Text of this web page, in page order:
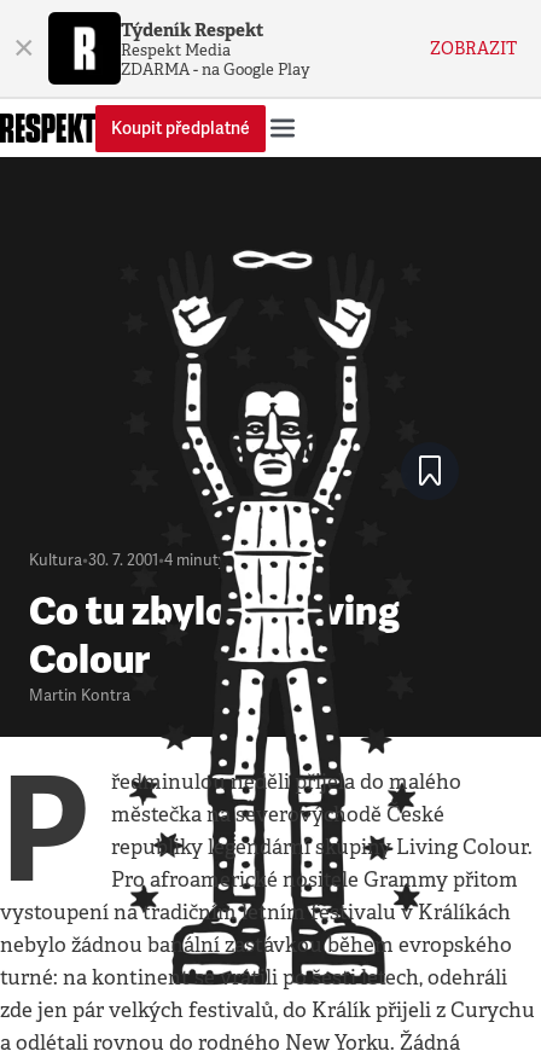
× Týdeník Respekt
Respekt Media
ZDARMA - na Google Play
ZOBRAZIT
Koupit předplatné
Kultura•30. 7. 2001•4 minuty
Co tu zbylo po Living
Colour
Martin Kontra
P
ředminulou neděli přijela do malého
městečka na severovýchodě České
republiky legendární skupiny Living Colour.
Pro afroamerické nositele Grammy přitom
vystoupení na tradičním letním festivalu v Králíkách
nebylo žádnou banální zastávkou během evropského
turné: na kontinent se vrátili po šesti letech, odehráli
zde jen pár velkých festivalů, do Králík přijeli z Curychu
a odlétali rovnou do rodného New Yorku. Žádná